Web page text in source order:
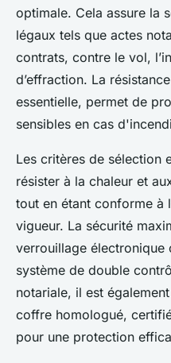
optimale. Cela assure la
légaux tels que actes
contrats, contre le vol,
d’effraction. La
essentielle, permet de
sensibles en cas
Les critères de sélection
résister à la chaleur et
tout en étant conforme à
vigueur. La sécurité
verrouillage électronique
système de double
notariale, il est
coffre homologué,
pour une protection